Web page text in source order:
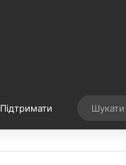
Підтримати